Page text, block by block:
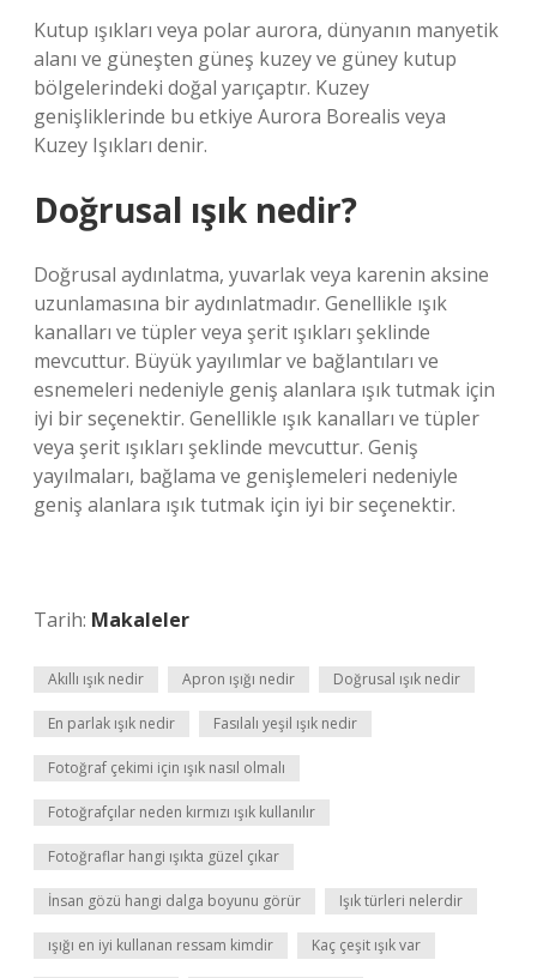
Kutup ışıkları veya polar aurora, dünyanın manyetik
alanı ve güneşten güneş kuzey ve güney kutup
bölgelerindeki doğal yarıçaptır. Kuzey
genişliklerinde bu etkiye Aurora Borealis veya
Kuzey Işıkları denir.
Doğrusal ışık nedir?
Doğrusal aydınlatma, yuvarlak veya karenin aksine
uzunlamasına bir aydınlatmadır. Genellikle ışık
kanalları ve tüpler veya şerit ışıkları şeklinde
mevcuttur. Büyük yayılımlar ve bağlantıları ve
esnemeleri nedeniyle geniş alanlara ışık tutmak için
iyi bir seçenektir. Genellikle ışık kanalları ve tüpler
veya şerit ışıkları şeklinde mevcuttur. Geniş
yayılmaları, bağlama ve genişlemeleri nedeniyle
geniş alanlara ışık tutmak için iyi bir seçenektir.
Tarih: Makaleler
Akıllı ışık nedir Apron ışığı nedir Doğrusal ışık nedir
En parlak ışık nedir Fasılalı yeşil ışık nedir
Fotoğraf çekimi için ışık nasıl olmalı
Fotoğrafçılar neden kırmızı ışık kullanılır
Fotoğraflar hangi ışıkta güzel çıkar
İnsan gözü hangi dalga boyunu görür Işık türleri nelerdir
ışığı en iyi kullanan ressam kimdir Kaç çeşit ışık var